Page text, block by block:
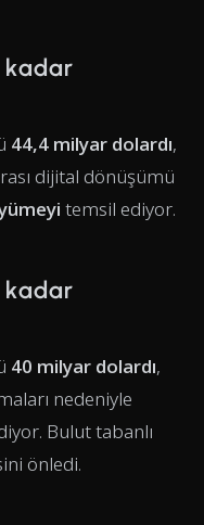
kadar
44,4 milyar dolardı,
dijital dönüşümü
temsil ediyor.
kadar
40 milyar dolardı,
nedeniyle
Bulut tabanlı
önledi.